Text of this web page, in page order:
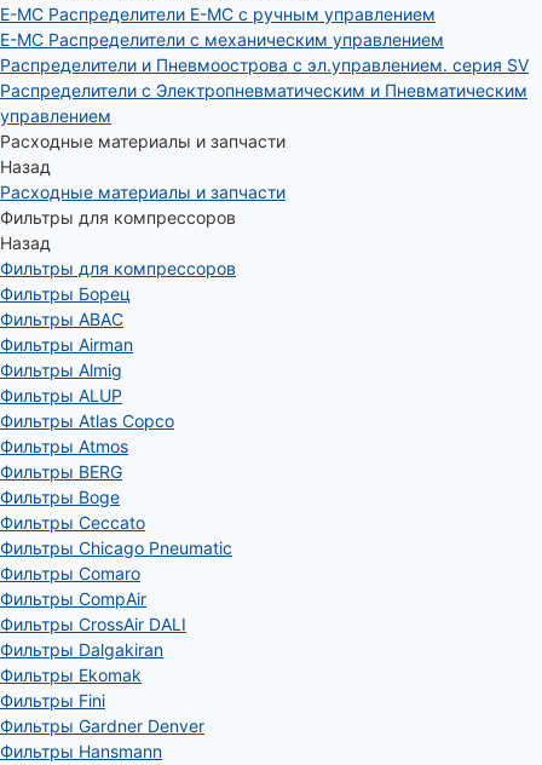
E-MC Распределители E-MC с ручным управлением
E-MC Распределители с механическим управлением
Распределители и Пневмоострова с эл.управлением. серия SV
Распределители с Электропневматическим и Пневматическим
управлением
Расходные материалы и запчасти
Назад
Расходные материалы и запчасти
Фильтры для компрессоров
Назад
Фильтры для компрессоров
Фильтры Борец
Фильтры ABAC
Фильтры Airman
Фильтры Almig
Фильтры ALUP
Фильтры Atlas Copco
Фильтры Atmos
Фильтры BERG
Фильтры Boge
Фильтры Ceccato
Фильтры Chicago Pneumatic
Фильтры Comaro
Фильтры CompAir
Фильтры CrossAir DALI
Фильтры Dalgakiran
Фильтры Ekomak
Фильтры Fini
Фильтры Gardner Denver
Фильтры Hansmann